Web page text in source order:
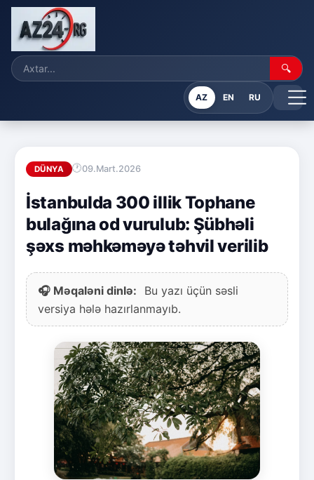
🔍
AZ EN RU
DÜNYA 09.Mart.2026
İstanbulda 300 illik Tophane
bulağına od vurulub: Şübhəli
şəxs məhkəməyə təhvil verilib
🎧 Məqaləni dinlə:
Bu yazı üçün səsli
versiya hələ hazırlanmayıb.